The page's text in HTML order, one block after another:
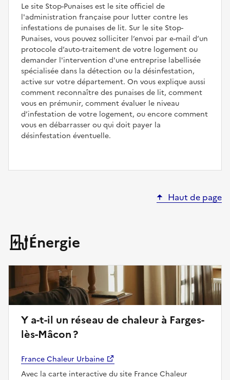
Le site Stop-Punaises est le site officiel de
l'administration française pour lutter contre les
infestations de punaises de lit. Sur le site Stop-
Punaises, vous pouvez solliciter l’envoi par e-mail d’un
protocole d’auto-traitement de votre logement ou
demander l'intervention d'une entreprise labellisée
spécialisée dans la détection ou la désinfestation,
active sur votre département. On vous explique aussi
comment reconnaître des punaises de lit, comment
vous en prémunir, comment évaluer le niveau
d’infestation de votre logement, ou encore comment
vous en débarrasser ou qui doit payer la
désinfestation éventuelle.
Haut de page
Énergie
Y a-t-il un réseau de chaleur à Farges-
lès-Mâcon ?
France Chaleur Urbaine
Avec la carte interactive du site France Chaleur